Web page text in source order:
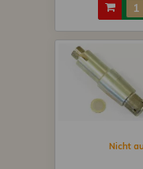
Nicht